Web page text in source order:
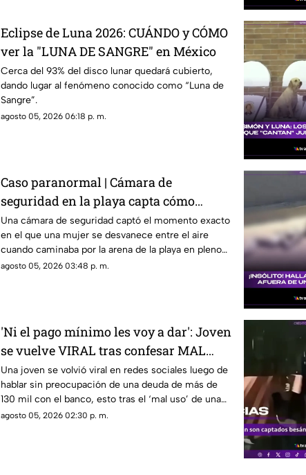
Eclipse de Luna 2026: CUÁNDO y CÓMO
ver la "LUNA DE SANGRE" en México
Cerca del 93% del disco lunar quedará cubierto,
dando lugar al fenómeno conocido como “Luna de
Sangre”.
agosto 05, 2026 06:18 p. m.
Caso paranormal | Cámara de
seguridad en la playa capta cómo
DESAPARECE una MUJER entre el aire
durante el VERANO
Una cámara de seguridad captó el momento exacto
en el que una mujer se desvanece entre el aire
cuando caminaba por la arena de la playa en pleno
verano.
agosto 05, 2026 03:48 p. m.
'Ni el pago mínimo les voy a dar': Joven
se vuelve VIRAL tras confesar MAL
USO a tarjeta de crédito; le debe más de
130 mil al banco
Una joven se volvió viral en redes sociales luego de
hablar sin preocupación de una deuda de más de
130 mil con el banco, esto tras el ‘mal uso’ de una
tarjeta.
agosto 05, 2026 02:30 p. m.